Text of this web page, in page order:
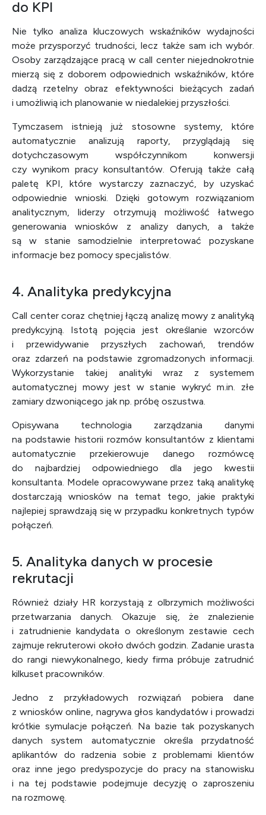
do KPI
Nie tylko analiza kluczowych wskaźników wydajności
może przysporzyć trudności, lecz także sam ich wybór.
Osoby zarządzające pracą w call center niejednokrotnie
mierzą się z doborem odpowiednich wskaźników, które
dadzą rzetelny obraz efektywności bieżących zadań
i umożliwią ich planowanie w niedalekiej przyszłości.
Tymczasem istnieją już stosowne systemy, które
automatycznie analizują raporty, przyglądają się
dotychczasowym współczynnikom konwersji
czy wynikom pracy konsultantów. Oferują także całą
paletę KPI, które wystarczy zaznaczyć, by uzyskać
odpowiednie wnioski. Dzięki gotowym rozwiązaniom
analitycznym, liderzy otrzymują możliwość łatwego
generowania wniosków z analizy danych, a także
są w stanie samodzielnie interpretować pozyskane
informacje bez pomocy specjalistów.
4. Analityka predykcyjna
Call center coraz chętniej łączą analizę mowy z analityką
predykcyjną. Istotą pojęcia jest określanie wzorców
i przewidywanie przyszłych zachowań, trendów
oraz zdarzeń na podstawie zgromadzonych informacji.
Wykorzystanie takiej analityki wraz z systemem
automatycznej mowy jest w stanie wykryć m.in. złe
zamiary dzwoniącego jak np. próbę oszustwa.
Opisywana technologia zarządzania danymi
na podstawie historii rozmów konsultantów z klientami
automatycznie przekierowuje danego rozmówcę
do najbardziej odpowiedniego dla jego kwestii
konsultanta. Modele opracowywane przez taką analitykę
dostarczają wniosków na temat tego, jakie praktyki
najlepiej sprawdzają się w przypadku konkretnych typów
połączeń.
5. Analityka danych w procesie
rekrutacji
Również działy HR korzystają z olbrzymich możliwości
przetwarzania danych. Okazuje się, że znalezienie
i zatrudnienie kandydata o określonym zestawie cech
zajmuje rekruterowi około dwóch godzin. Zadanie urasta
do rangi niewykonalnego, kiedy firma próbuje zatrudnić
kilkuset pracowników.
Jedno z przykładowych rozwiązań pobiera dane
z wniosków online, nagrywa głos kandydatów i prowadzi
krótkie symulacje połączeń. Na bazie tak pozyskanych
danych system automatycznie określa przydatność
aplikantów do radzenia sobie z problemami klientów
oraz inne jego predyspozycje do pracy na stanowisku
i na tej podstawie podejmuje decyzję o zaproszeniu
na rozmowę.